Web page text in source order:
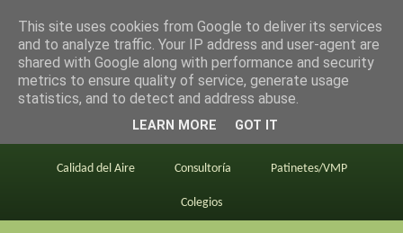
en bici por madrid
Este blog BiciMAD Primeros consejos
Calidad del Aire Consultoría Patinetes/VMP
Colegios
This site uses cookies from Google to deliver its services
and to analyze traffic. Your IP address and user-agent are
shared with Google along with performance and security
metrics to ensure quality of service, generate usage
statistics, and to detect and address abuse.
LEARN MORE GOT IT